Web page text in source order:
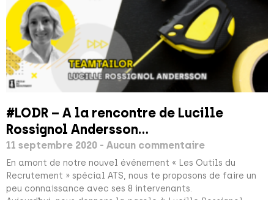
#LODR – A la rencontre de Lucille
Rossignol Andersson…
11 septembre 2020 Aucun commentaire
En amont de notre nouvel événement « Les Outils du
Recrutement » spécial ATS, nous te proposons de faire un
peu connaissance avec ses 8 intervenants.